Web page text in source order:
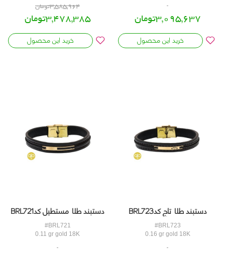
3,095,637تومان
خرید این محصول
3,585,964تومان
3,478,385تومان
خرید این محصول
دستبند طلا تاج کدBRL723
#BRL723
0.16 gr gold 18K
دستبند طلا مستطیل کدBRL721
#BRL721
0.11 gr gold 18K